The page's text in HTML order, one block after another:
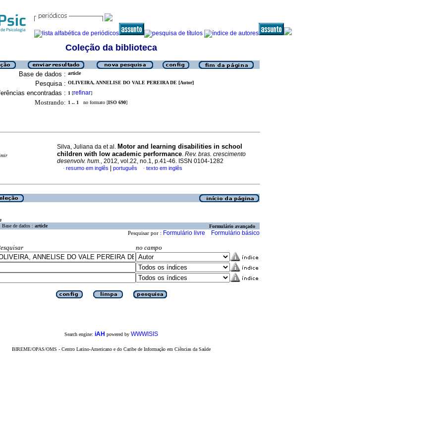
Coleção da biblioteca
Base de dados : article
Pesquisa : OLIVEIRA, ANNELISE DO VALE PEREIRA DE [Autor]
encontradas : 1 [refinar]
Mostrando: 1 .. 1 no formato [ISO 690]
Silva, Juliana da et al. Motor and learning disabilities in school
children with low academic performance. Rev. bras. crescimento
desenvolv. hum., 2012, vol.22, no.1, p.41-46. ISSN 0104-1282
· resumo em inglês português · texto em inglês
Base de dados : article Formulário avançado
Pesquisar por : Formulário livre Formulário básico
no campo
Search engine: iAH powered by WWWISIS
BIREME/OPAS/OMS - Centro Latino-Americano e do Caribe de Informação em Ciências da Saúde